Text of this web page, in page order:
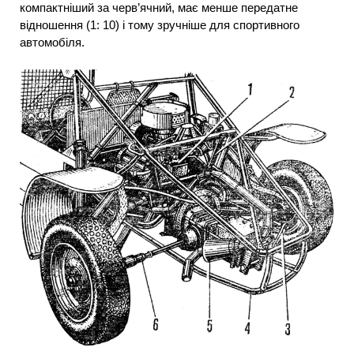
компактніший за черв’ячний, має менше передатне
відношення (1: 10) і тому зручніше для спортивного
автомобіля.